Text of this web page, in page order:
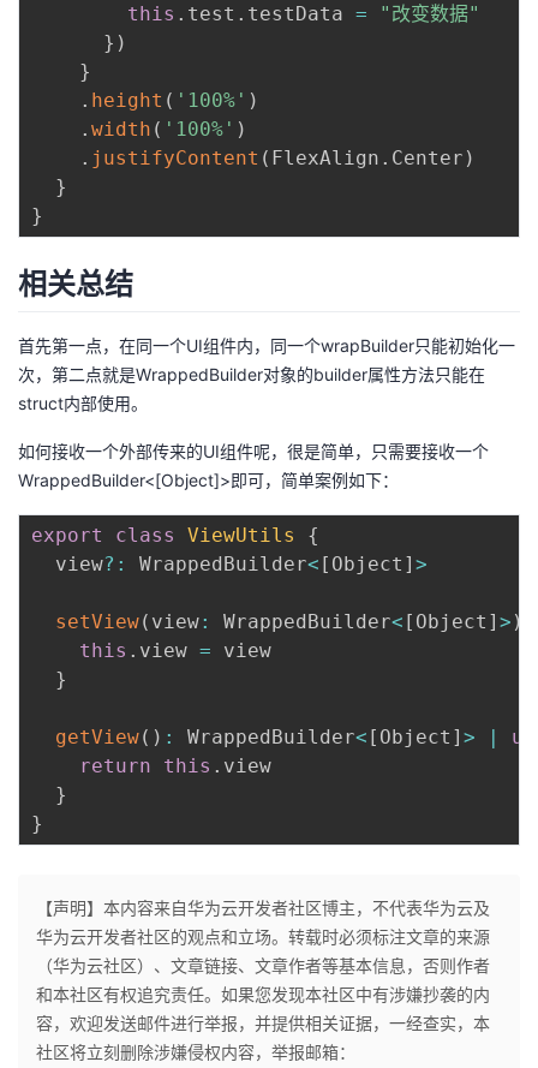
this . test . testData =
"改变数据"
} )
}
. height ( '100%' )
. width ( '100%' )
. justifyContent ( FlexAlign . Center )
}
}
相关总结
首先第一点，在同一个UI组件内，同一个wrapBuilder只能初始化一
次，第二点就是WrappedBuilder对象的builder属性方法只能在
struct内部使用。
如何接收一个外部传来的UI组件呢，很是简单，只需要接收一个
WrappedBuilder<[Object]>即可，简单案例如下：
export class ViewUtils
{
  view
? : WrappedBuilder< [ Object ] >
setView( view: WrappedBuilder< [ Object ] > )
this . view = view
}
getView( ) : WrappedBuilder< [ Object ] > |
return
this . view
}
}
【声明】本内容来自华为云开发者社区博主，不代表华为云及
华为云开发者社区的观点和立场。转载时必须标注文章的来源
（华为云社区）、文章链接、文章作者等基本信息，否则作者
和本社区有权追究责任。如果您发现本社区中有涉嫌抄袭的内
容，欢迎发送邮件进行举报，并提供相关证据，一经查实，本
社区将立刻删除涉嫌侵权内容，举报邮箱：